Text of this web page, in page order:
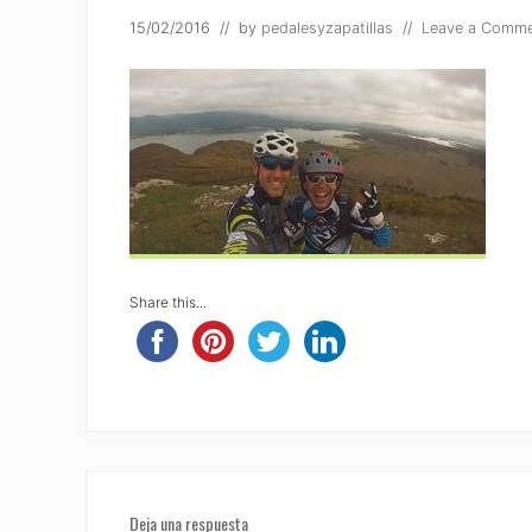
15/02/2016 // by pedalesyzapatillas // Leave a
Share this...
Deja una respuesta